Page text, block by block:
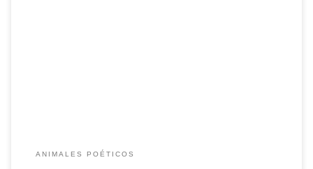
ANIMALES POÉTICOS